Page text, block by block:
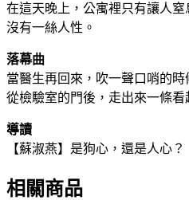
在這天晚上，公寓裡只有讓人窒
沒有一絲人性。
落幕曲
當醫生再回來，吹一聲口哨的時
從檢驗室的門後，走出來一條看
導讀
【蘇淑燕】是狗心，還是人心？
相關商品